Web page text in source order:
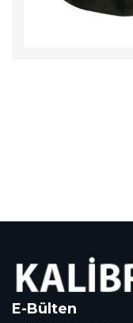
E-Bülten